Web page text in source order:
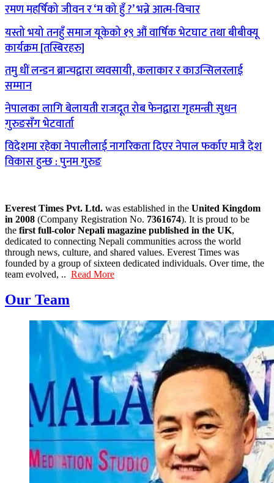
रमण महर्षिको जीवन र ‘म को हुँ ?’ भन्ने आत्म-विचार
यस्तो भयो तनहुँ समाज यूकेको १९ औं वार्षिक भेटघाट तथा बीबीक्यू
कार्यक्रम [तस्बिरहरु]
तमु धीं लन्डन ब्रान्चद्वारा व्यवसायी, कलाकार र काउन्सिलरलाई
सम्मान
नेपालका लागि बेलायती राजदूत रोब फेनद्वारा गृहमन्त्री सुधन
गुरुङसँग भेटवार्ता
विदेशमा रहेका नेपालीलाई नागरिकता दिएर नेपाल फर्काए मात्रै देश
विकास हुन्छ : पुनम गुरुङ
Everest Times Pvt. Ltd. was established in the United Kingdom
in 2008 (Company Registration No. 7361674). It is proud to be
the first full-color Nepali magazine published in the UK,
dedicated to connecting Nepali communities across the world
through news, culture, and shared values. Everest Times was
founded by a group of sixteen dedicated individuals. Over time, the
team evolved, .. Read More
Our Team